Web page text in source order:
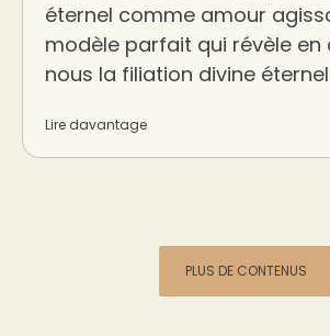
éternel comme amour
modèle parfait qui révèle en
nous la filiation divine
Lire davantage
PLUS DE CONTENUS